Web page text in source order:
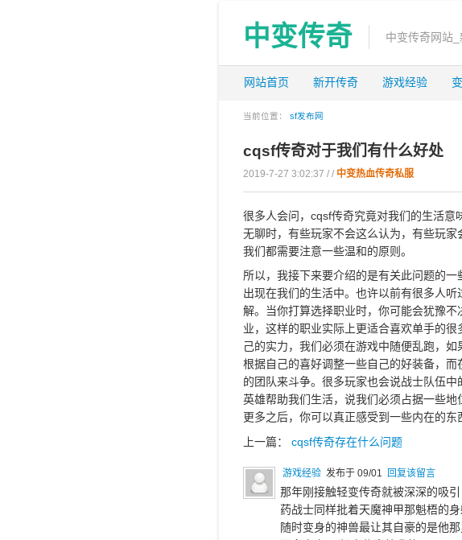
中变传奇 中变传奇网站
网站首页 新开传奇 游戏经验
当前位置： sf发布网
cqsf传奇对于我们有什么好处
2019-7-27 3:02:37 / / 中变热血传奇私服
很多人会问，cqsf传奇究竟对我们的生活意
无聊时，有些玩家不会这么认为，有些玩家
我们都需要注意一些温和的原则。
所以，我接下来要介绍的是有关此问题的
出现在我们的生活中。也许以前有很多人
解。当你打算选择职业时，你可能会犹豫
业，这样的职业实际上更适合喜欢单手的
己的实力，我们必须在游戏中随便乱跑，
根据自己的喜好调整一些自己的好装备，
的团队来斗争。很多玩家也会说战士队伍
英雄帮助我们生活，说我们必须占据一些
更多之后，你可以真正感受到一些内在的东
上一篇： cqsf传奇存在什么问题
游戏经验 发布于 09/01 回复该留言
那年刚接触轻变传奇就被深深的吸
药战士同样批着天魔神甲那魁梧的
随时变身的神兽最让其自豪的是他